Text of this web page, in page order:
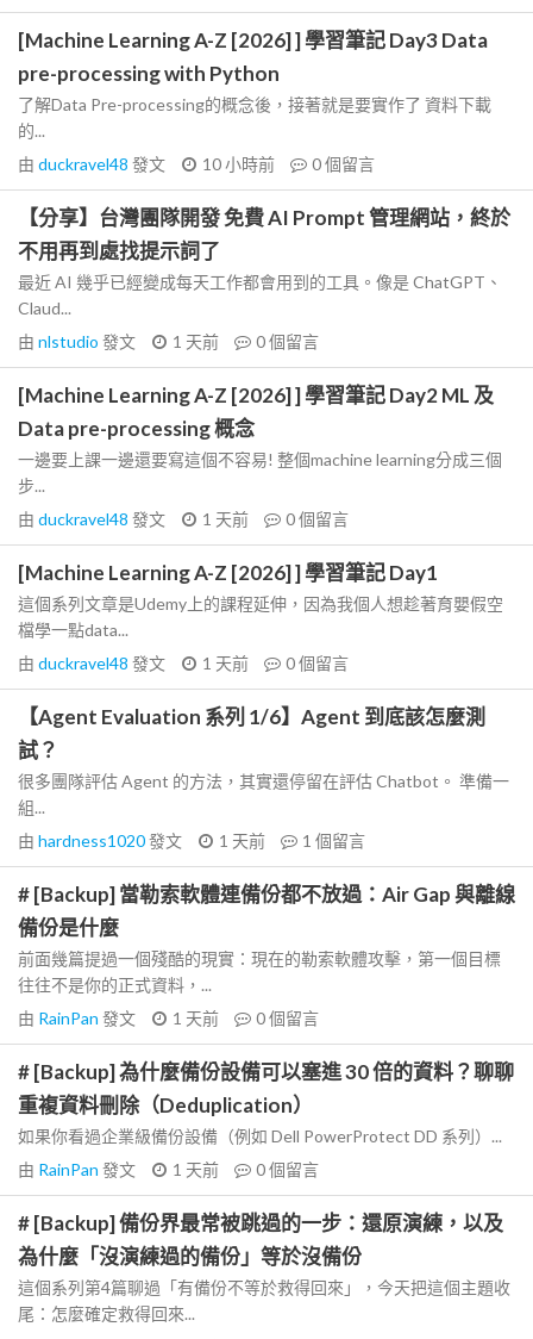
[Machine Learning A-Z [2026] ] 學習筆記 Day3 Data
pre-processing with Python
了解Data Pre-processing的概念後，接著就是要實作了 資料下載
的...
由 duckravel48 發文 10 小時前 0個留言
【分享】台灣團隊開發 免費 AI Prompt 管理網站，終於
不用再到處找提示詞了
最近 AI 幾乎已經變成每天工作都會用到的工具。像是 ChatGPT、
Claud...
由 nlstudio 發文 1 天前 0個留言
[Machine Learning A-Z [2026] ] 學習筆記 Day2 ML 及
Data pre-processing 概念
一邊要上課一邊還要寫這個不容易! 整個machine learning分成三個
步...
由 duckravel48 發文 1 天前 0個留言
[Machine Learning A-Z [2026] ] 學習筆記 Day1
這個系列文章是Udemy上的課程延伸，因為我個人想趁著育嬰假空
檔學一點data...
由 duckravel48 發文 1 天前 0個留言
【Agent Evaluation 系列 1/6】Agent 到底該怎麼測
試？
很多團隊評估 Agent 的方法，其實還停留在評估 Chatbot。 準備一
組...
由 hardness1020發文 1 天前 1 個留言
# [Backup] 當勒索軟體連備份都不放過：Air Gap 與離線
備份是什麼
前面幾篇提過一個殘酷的現實：現在的勒索軟體攻擊，第一個目標
往往不是你的正式資料，...
由 RainPan 發文 1 天前 0個留言
# [Backup] 為什麼備份設備可以塞進 30 倍的資料？聊聊
重複資料刪除（Deduplication）
如果你看過企業級備份設備（例如 Dell PowerProtect DD 系列）...
由 RainPan 發文 1 天前 0個留言
# [Backup] 備份界最常被跳過的一步：還原演練，以及
為什麼「沒演練過的備份」等於沒備份
這個系列第4篇聊過「有備份不等於救得回來」，今天把這個主題收
尾：怎麼確定救得回來...